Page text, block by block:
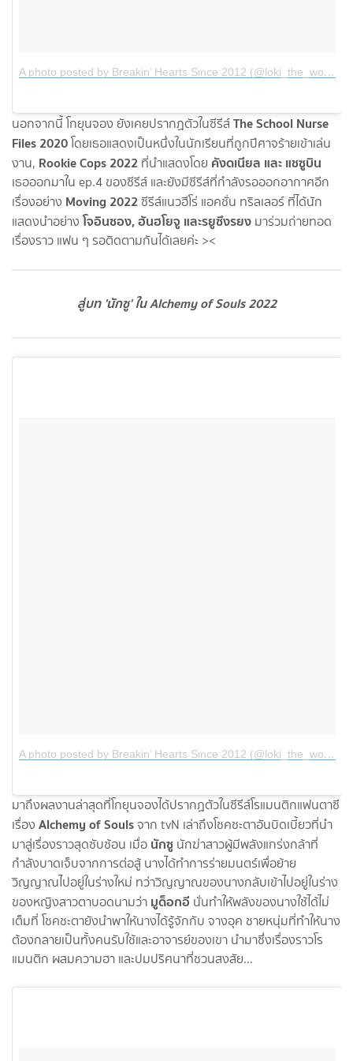
A photo posted by Breakin’ Hearts Since 2012 (@loki_the_wolfdog)
นอกจากนี้ โกยุนจอง ยังเคยปรากฏตัวในซีรีส์The School Nurse
Files 2020โดยเธอแสดงเป็นหนึ่งในนักเรียนที่ถูกปีศาจร้ายเข้าเล่น
งาน, Rookie Cops 2022 ที่นำแสดงโดย คังดเนียล และ แชซูบิน
เธอออกมาใน ep.4 ของซีรีส์ และยังมีซีรีส์ที่กำลังรอออกอากาศอีก
เรื่องอย่าง Moving 2022ซีรีส์แนวฮีโร่ แอคชั่น ทริลเลอร์ ที่ได้นัก
แสดงนำอย่างโจอินซอง, ฮันฮโยจู และรยูซึงรยง มาร่วมถ่ายทอด
เรื่องราว แฟน ๆ รอติดตามกันได้เลยค่ะ ><
สู่บท 'นักซู' ใน Alchemy of Souls 2022
A photo posted by Breakin’ Hearts Since 2012 (@loki_the_wolfdog)
มาถึงผลงานล่าสุดที่โกยุนจองได้ปรากฏตัวในซีรีส์โรแมนติกแฟนตาซี
เรื่อง Alchemy of Soulsจาก tvN เล่าถึงโชคชะตาอันบิดเบี้ยวที่นำ
มาสู่เรื่องราวสุดซับซ้อน เมื่อ นักซู นักฆ่าสาวผู้มีพลังแกร่งกล้าที่
กำลังบาดเจ็บจากการต่อสู้ นางได้ทำการร่ายมนตร์เพื่อย้าย
วิญญาณไปอยู่ในร่างใหม่ ทว่าวิญญาณของนางกลับเข้าไปอยู่ในร่าง
ของหญิงสาวตาบอดนามว่า มูด็อกอี นั่นทำให้พลังของนางใช้ได้ไม่
เต็มที่ โชคชะตายังนำพาให้นางได้รู้จักกับ จางอุค ชายหนุ่มที่ทำให้นาง
ต้องกลายเป็นทั้งคนรับใช้และอาจารย์ของเขา นำมาซึ่งเรื่องราวโร
แมนติก ผสมความฮา และปมปริศนาที่ชวนสงสัย...